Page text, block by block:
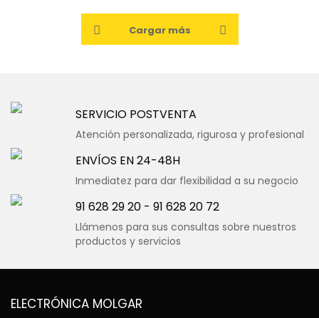
Cargar más
SERVICIO POSTVENTA
Atención personalizada, rigurosa y profesional
ENVÍOS EN 24-48H
Inmediatez para dar flexibilidad a su negocio
91 628 29 20- 91 628 20 72
Llámenos para sus consultas sobre nuestros
productos y servicios
ELECTRÓNICA MOLGAR